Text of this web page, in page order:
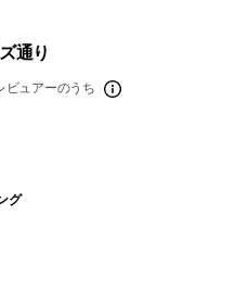
通り
ビュアーのうち
グ